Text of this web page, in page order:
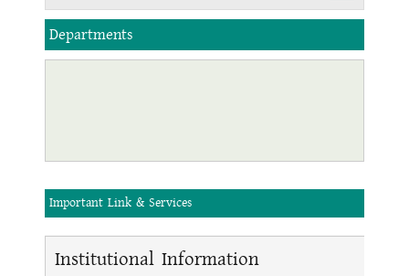
জদা দেয়া প্রসঙ্গে
11/21/2024
11/17/2024
৬ষ্ঠ থেকে ৯ম শ্রেণির বার্ষিক
Departments
Important Link & Services
Institutional Information